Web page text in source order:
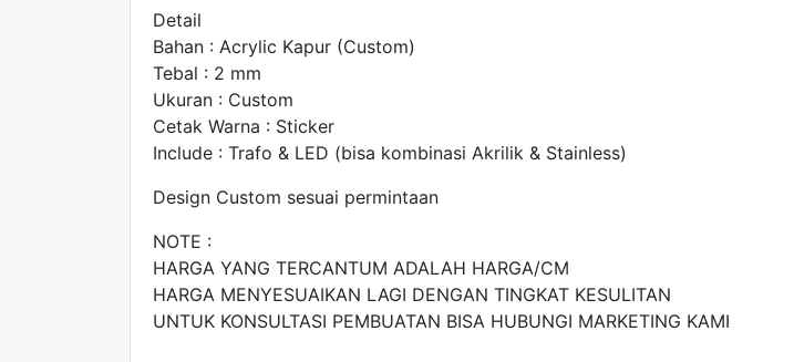
Detail
Bahan : Acrylic Kapur (Custom)
Tebal : 2 mm
Ukuran : Custom
Cetak Warna : Sticker
Include : Trafo & LED (bisa kombinasi Akrilik & Stainless)
Design Custom sesuai permintaan
NOTE :
HARGA YANG TERCANTUM ADALAH HARGA/CM
HARGA MENYESUAIKAN LAGI DENGAN TINGKAT KESULITAN
UNTUK KONSULTASI PEMBUATAN BISA HUBUNGI MARKETING KAMI